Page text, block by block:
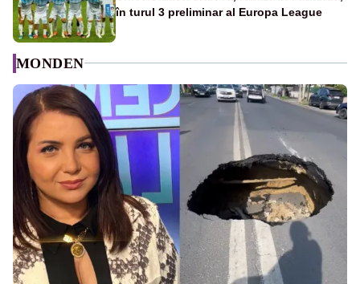
în turul 3 preliminar al Europa League
MONDEN